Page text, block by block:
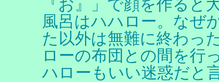
『お』」で顔を作ると
風呂はハハロー。なぜ
た以外は無難に終わっ
ローの布団との間を行
ハローもいい迷惑だと